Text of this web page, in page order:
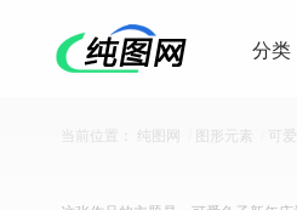
分类
当前位置： 纯图网 图形元素 可